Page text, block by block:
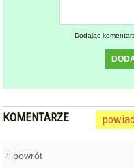
Dodając
KOMENTARZE
powrót